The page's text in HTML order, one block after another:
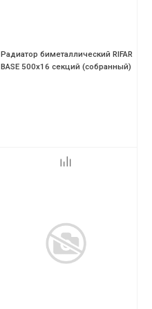
Радиатор биметаллический RIFAR
BASE 500х16 секций (собранный)